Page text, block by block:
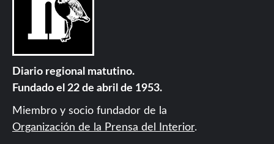
Diario regional matutino.
Fundado el 22 de abril de 1953.
Miembro y socio fundador de la
Organización de la Prensa del Interior.